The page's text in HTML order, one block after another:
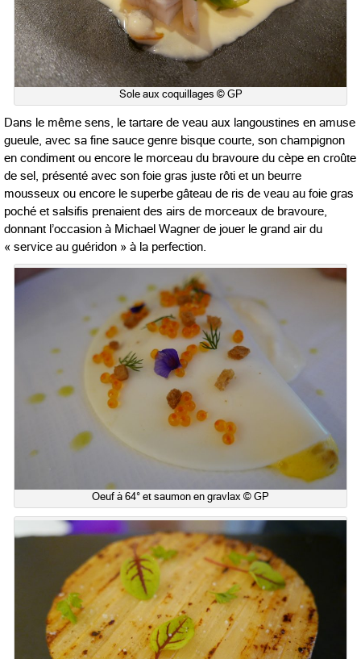
Sole aux coquillages © GP
Dans le même sens, le tartare de veau aux langoustines en amuse
gueule, avec sa fine sauce genre bisque courte, son champignon
en condiment ou encore le morceau du bravoure du cèpe en croûte
de sel, présenté avec son foie gras juste rôti et un beurre
mousseux ou encore le superbe gâteau de ris de veau au foie gras
poché et salsifis prenaient des airs de morceaux de bravoure,
donnant l’occasion à Michael Wagner de jouer le grand air du
« service au guéridon » à la perfection.
Oeuf à 64° et saumon en gravlax © GP